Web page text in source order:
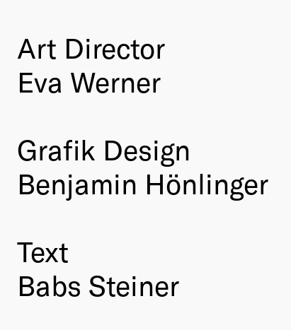
Art Director
Eva Werner
Grafik Design
Benjamin Hönlinger
Text
Babs Steiner